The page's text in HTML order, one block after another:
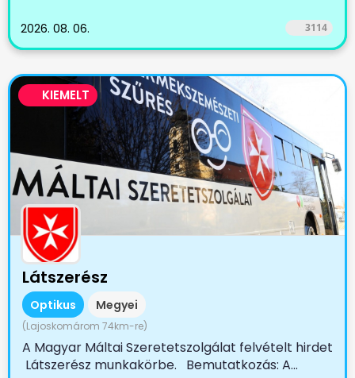
2026. 08. 06. 3114
KIEMELT
Látszerész
Optikus Megyei
(Lajoskomárom 74km-re)
A Magyar Máltai Szeretetszolgálat felvételt hirdet
Látszerész munkakörbe. Bemutatkozás: A...